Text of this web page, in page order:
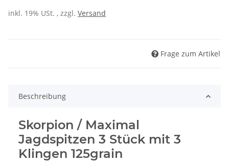
inkl. 19% USt. , zzgl. Versand
Frage zum Artikel
Beschreibung
Skorpion / Maximal
Jagdspitzen 3 Stück mit 3
Klingen 125grain